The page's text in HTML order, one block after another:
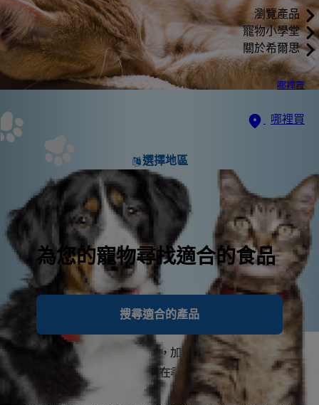
瀏覽產品
寵物小學堂
關於希爾思
哪裡買
哪裡買
選擇地區
為您的寵物尋找適合的食品
搜尋適合的產品
貓咪喜歡蜷曲在舒適的地方，加上每天睡覺可能超過二
十小時，可想而知牠們總是在尋找安靜的地點。